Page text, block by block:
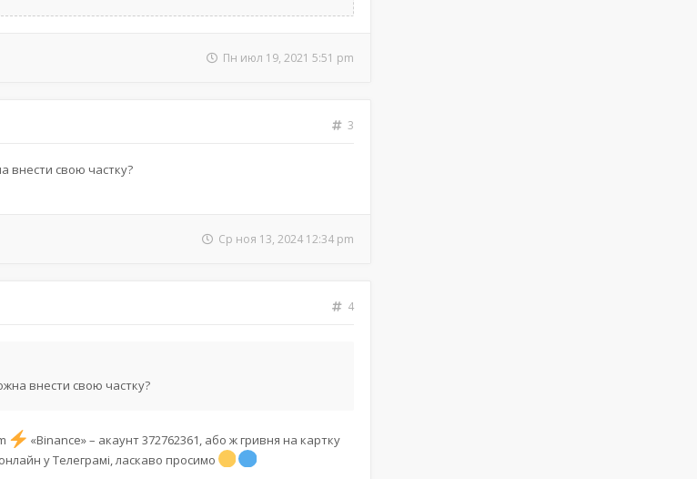
Пн июл 19, 2021 5:51 pm
3
внести свою частку?
Ср ноя 13, 2024 12:34 pm
4
внести свою частку?
«Binance» – акаунт 372762361, або ж гривня на картку
у Телеграмі, ласкаво просимо